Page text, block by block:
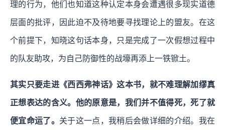
理的行为，他们也知道这种认定本身会遭遇很多现实道德
层面的批评，因此迫不及待地要寻找理论上的盟友。在这
个前提下，知晓这句话本身，只是完成了一次假想过程中
的队友助攻，为自己防御性的战壕再添上一铁锨土。
其实只要走进《西西弗神话》这本书，就不难理解加缪真
正想表达的含义。他的原意是，我们并不值得死，死了就
便宜命运了。 关于这一点，我稍后会做详细的介绍。我在